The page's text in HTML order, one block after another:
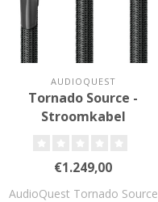
AUDIOQUEST
Tornado Source -
Stroomkabel
€1.249,00
AudioQuest Tornado Source